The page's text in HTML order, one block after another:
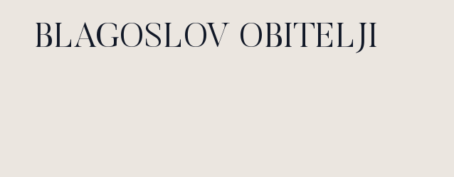
BLAGOSLOV OBITELJI